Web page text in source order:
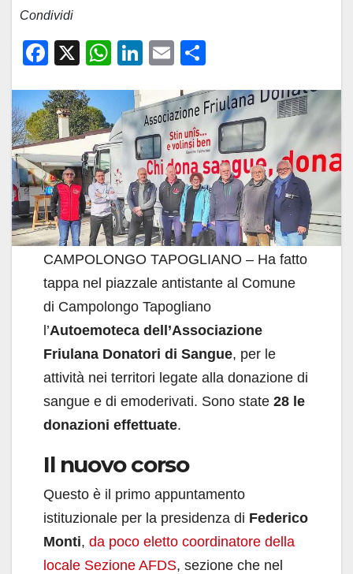
Condividi
F
c
e
b
o
o
k
X
W
at
s
A
p
p
Li
k
e
dI
n
E
ail n
di
vi
di
CAMPOLONGO TAPOGLIANO – Ha fatto
tappa nel piazzale antistante al Comune
di Campolongo Tapogliano
l’Autoemoteca dell’Associazione
Friulana Donatori di Sangue, per le
attività nei territori legate alla donazione di
sangue e di emoderivati. Sono state 28 le
donazioni effettuate.
Il nuovo corso
Questo è il primo appuntamento
istituzionale per la presidenza di Federico
Monti, da poco eletto coordinatore della
locale Sezione AFDS, sezione che nel